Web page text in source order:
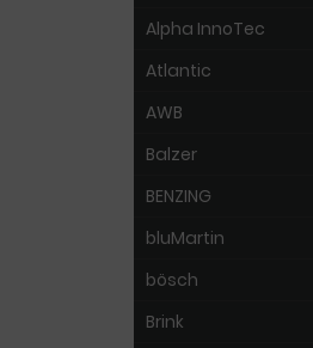
Alpha InnoTec
Atlantic
AWB
Balzer
BENZING
bluMartin
bösch
Brink